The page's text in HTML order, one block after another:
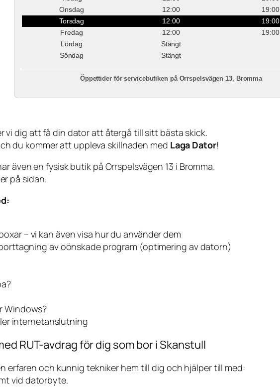
Onsdag
12:00
19:00
Torsdag
12:00
19:00
Fredag
12:00
19:00
Lördag
Stängt
Söndag
Stängt
Öppettider för servicebutiken på Orrspelsvägen 13, Bromma
vi dig att få din dator att återgå till sitt bästa skick.
du kommer att uppleva skillnaden med Laga Dator!
även en fysisk butik på Orrspelsvägen 13 i Bromma.
på sidan.
– vi kan även visa hur du använder dem
av oönskade program (optimering av datorn)
Windows?
internetanslutning
RUT-avdrag för dig som bor i Skanstull
erfaren och kunnig tekniker hem till dig och hjälper till med:
vid datorbyte.